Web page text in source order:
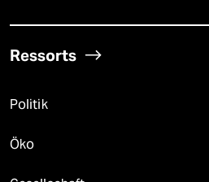
Ressorts
Politik
Öko